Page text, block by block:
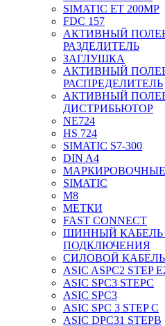
SIMATIC ET 200MP
FDC 157
АКТИВНЫЙ
РАЗДЕЛИТЕЛЬ
ЗАГЛУШКА
АКТИВНЫЙ
РАСПРЕДЕЛИТЕЛЬ
АКТИВНЫЙ
ДИСТРИБЬЮТОР
NE724
HS 724
SIMATIC S7-300
DIN A4
SIMATIC
M8
МЕТКИ
FAST CONNECT
ШИННЫЙ КАБЕЛЬ
ПОДКЛЮЧЕНИЯ
СИЛОВОЙ КАБЕЛЬ
ASIC ASPC2 STEP
ASIC SPC3 STEPC
ASIC SPC3
ASIC SPC 3 STEP C
ASIC DPC31 STEPB